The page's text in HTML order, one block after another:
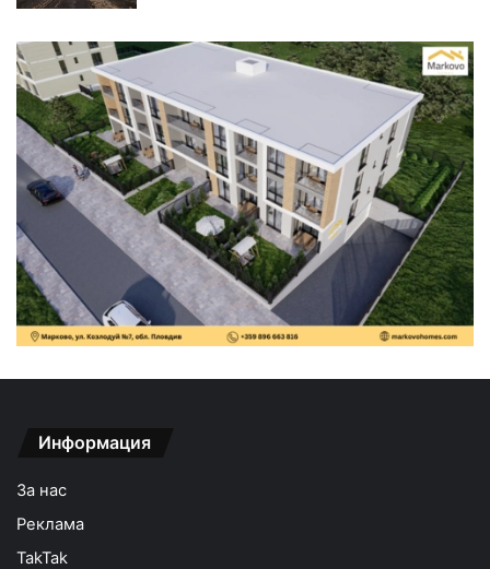
Информация
За нас
Реклама
TakTak